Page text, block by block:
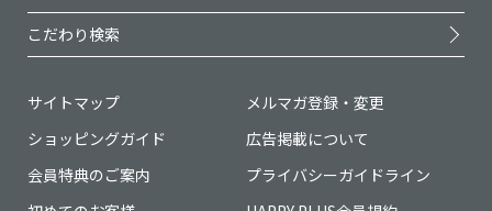
こだわり検索
サイトマップ
メルマガ登録・変更
ショッピングガイド
広告掲載について
会員特典のご案内
プライバシーガイドライン